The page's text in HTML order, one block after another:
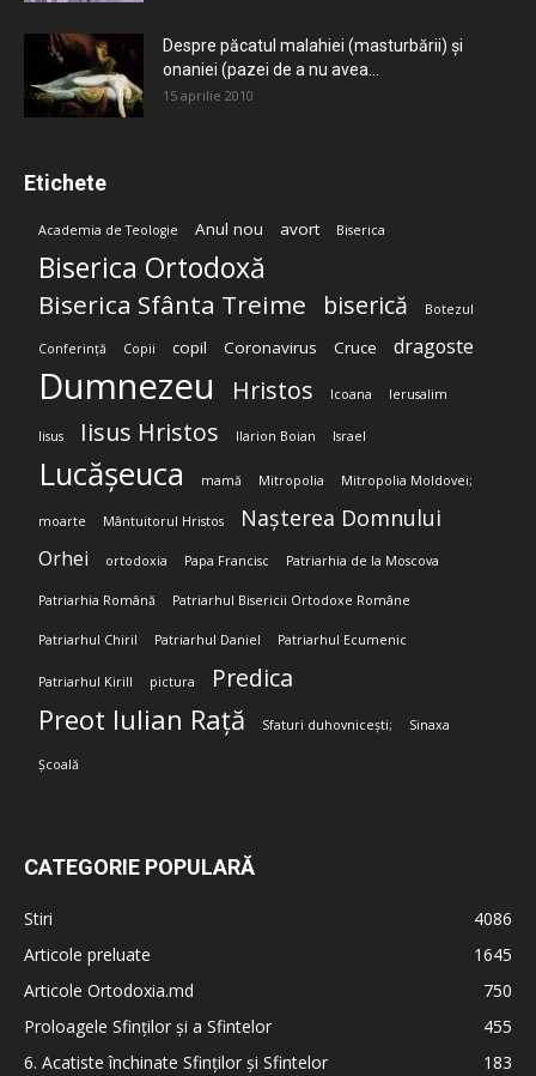
Despre păcatul malahiei (masturbării) şi
onaniei (pazei de a nu avea...
15 aprilie 2010
Etichete
Academia de Teologie Anul nou avort Biserica
Biserica Ortodoxă
Biserica Sfânta Treime biserică Botezul
Conferință Copii copil Coronavirus Cruce dragoste
Dumnezeu Hristos Icoana Ierusalim
Iisus Iisus Hristos Ilarion Boian Israel
Lucășeuca mamă Mitropolia Mitropolia Moldovei;
moarte Mântuitorul Hristos Nașterea Domnului
Orhei ortodoxia Papa Francisc Patriarhia de la Moscova
Patriarhia Română Patriarhul Bisericii Ortodoxe Române
Patriarhul Chiril Patriarhul Daniel Patriarhul Ecumenic
Patriarhul Kirill pictura Predica
Preot Iulian Rață Sfaturi duhovnicești; Sinaxa
Școală
CATEGORIE POPULARĂ
Stiri
4086
Articole preluate
1645
Articole Ortodoxia.md
750
Proloagele Sfinților și a Sfintelor
455
6. Acatiste închinate Sfinților și Sfintelor
183